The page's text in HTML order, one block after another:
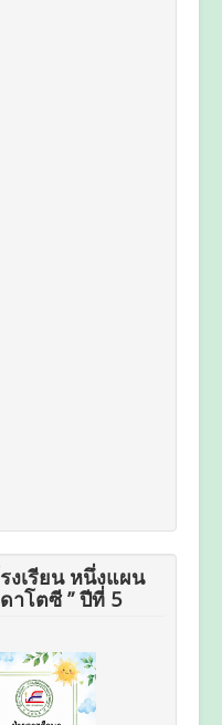
งเรียน หนึ่งแผน
าโตซี ” ปีที่ 5